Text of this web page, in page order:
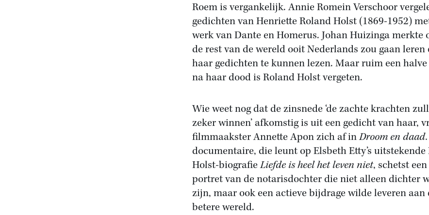
Roem is vergankelijk. Annie Romein Verschoor
gedichten van Henriette Roland Holst (1869-1952)
werk van Dante en Homerus. Johan Huizinga merkte
de rest van de wereld ooit Nederlands zou gaan leren
haar gedichten te kunnen lezen. Maar ruim een halve
na haar dood is Roland Holst vergeten.
Wie weet nog dat de zinsnede ‘de zachte krachten
zeker winnen’ afkomstig is uit een gedicht van haar,
filmmaakster Annette Apon zich af inDroom en daad.
documentaire, die leunt op Elsbeth Etty’s uitstekende
Holst-biografieLiefde is heel het leven niet, schetst een
portret van de notarisdochter die niet alleen dichter
zijn, maar ook een actieve bijdrage wilde leveren aan
betere wereld.